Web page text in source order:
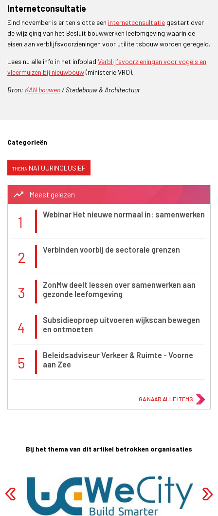
Internetconsultatie
Eind november is er ten slotte een internetconsultatie gestart over
de wijziging van het Besluit bouwwerken leefomgeving waarin de
eisen aan verblijfsvoorzieningen voor utiliteitsbouw worden geregeld.
Lees nu alle info in het infoblad Verblijfsvoorzieningen voor vogels en
vleermuizen bij nieuwbouw(ministerie VRO).
Bron: KAN bouwen/ Stedebouw & Architectuur
Categorieën
NATUURINCLUSIEF
trending_up Meest gelezen
1 Webinar Het nieuwe normaal in: samenwerken
2 Verbinden voorbij de sectorale grenzen
3
ZonMw deelt lessen over samenwerken aan
gezonde leefomgeving
4
Subsidieoproep uitvoeren wijkscan bewegen
en ontmoeten
5
Beleidsadviseur Verkeer & Ruimte - Voorne
aan Zee
GA NAAR ALLE ITEMS
Bij het thema van dit artikel betrokken organisaties